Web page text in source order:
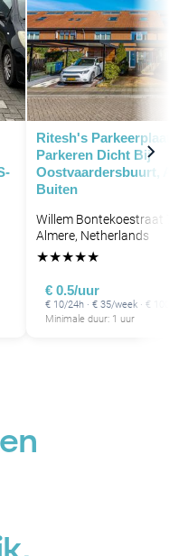
Ritesh's
Parkeren Dicht Bij
Oostvaardersbuurt,
Buiten
Willem Bontekoestraat
Almere, Netherlands
★★★★★
€ 0.5/uur
€ 10/24h · € 35/week · €
Minimale duur: 1 uur